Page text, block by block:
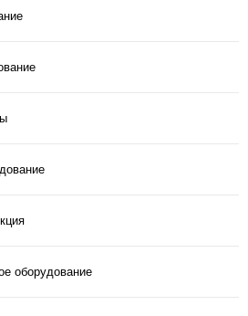
оборудование